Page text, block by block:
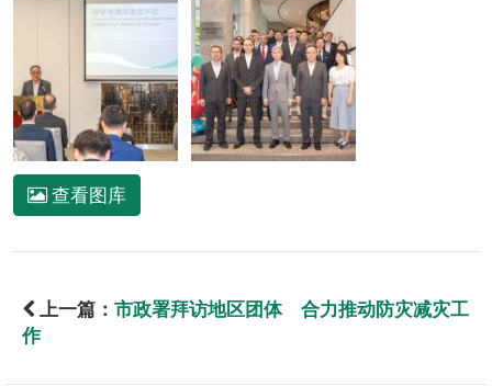
查看图库
上一篇： 市政署拜访地区团体 合力推动防灾减灾工
作